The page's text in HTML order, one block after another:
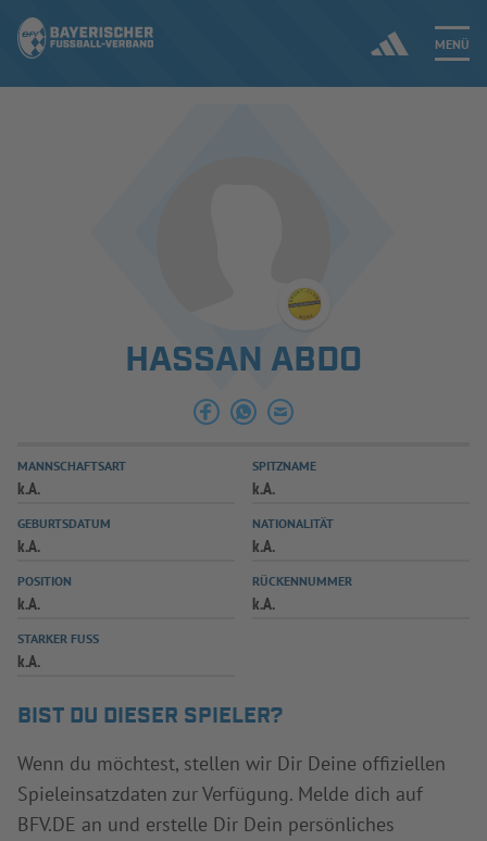
MENÜ
SPIELBETRIEB & VERBANDSLEBEN
AUSBILDUNG & FÖRDERUNG
SPIELPLUS
HASSAN ABDO
MANNSCHAFTSART
k.A.
SPITZNAME
k.A.
GEBURTSDATUM
k.A.
NATIONALITÄT
k.A.
POSITION
k.A.
RÜCKENNUMMER
k.A.
STARKER FUSS
k.A.
BIST DU DIESER SPIELER?
Wenn du möchtest, stellen wir Dir Deine offiziellen
Spieleinsatzdaten zur Verfügung. Melde dich auf
BFV.DE an und erstelle Dir Dein persönliches